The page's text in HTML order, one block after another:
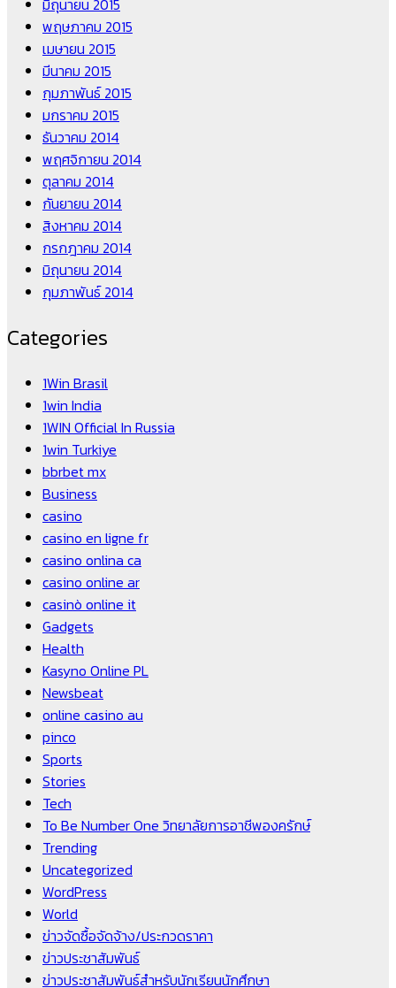
มิถุนายน 2015
พฤษภาคม 2015
เมษายน 2015
มีนาคม 2015
กุมภาพันธ์ 2015
มกราคม 2015
ธันวาคม 2014
พฤศจิกายน 2014
ตุลาคม 2014
กันยายน 2014
สิงหาคม 2014
กรกฎาคม 2014
มิถุนายน 2014
กุมภาพันธ์ 2014
Categories
1Win Brasil
1win India
1WIN Official In Russia
1win Turkiye
bbrbet mx
Business
casino
casino en ligne fr
casino onlina ca
casino online ar
casinò online it
Gadgets
Health
Kasyno Online PL
Newsbeat
online casino au
pinco
Sports
Stories
Tech
To Be Number One วิทยาลัยการอาชีพองครักษ์
Trending
Uncategorized
WordPress
World
ข่าวจัดซื้อจัดจ้าง/ประกวดราคา
ข่าวประชาสัมพันธ์
ข่าวประชาสัมพันธ์สำหรับนักเรียนนักศึกษา